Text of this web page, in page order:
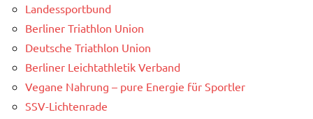
Landessportbund
Berliner Triathlon Union
Deutsche Triathlon Union
Berliner Leichtathletik Verband
Vegane Nahrung – pure Energie für Sportler
SSV-Lichtenrade